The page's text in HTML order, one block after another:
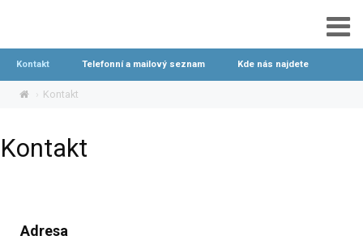
Kontakt Telefonní a mailový seznam Kde nás najdete
Kontakt
Kontakt
Adresa